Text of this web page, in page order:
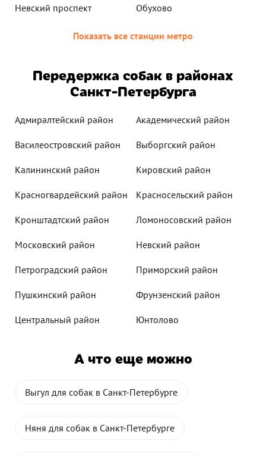
Невский проспект Обухово
Показать все станции метро
Передержка собак в районах
Санкт-Петербурга
Адмиралтейский район Академический район
Василеостровский район Выборгский район
Калининский район Кировский район
Красногвардейский район Красносельский район
Кронштадтский район Ломоносовский район
Московский район Невский район
Петроградский район Приморский район
Пушкинский район Фрунзенский район
Центральный район Юнтолово
А что еще можно
Выгул для собак в Санкт-Петербурге
Няня для собак в Санкт-Петербурге